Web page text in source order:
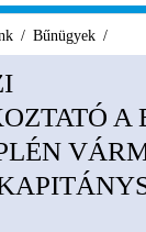
Bűnügyek
A